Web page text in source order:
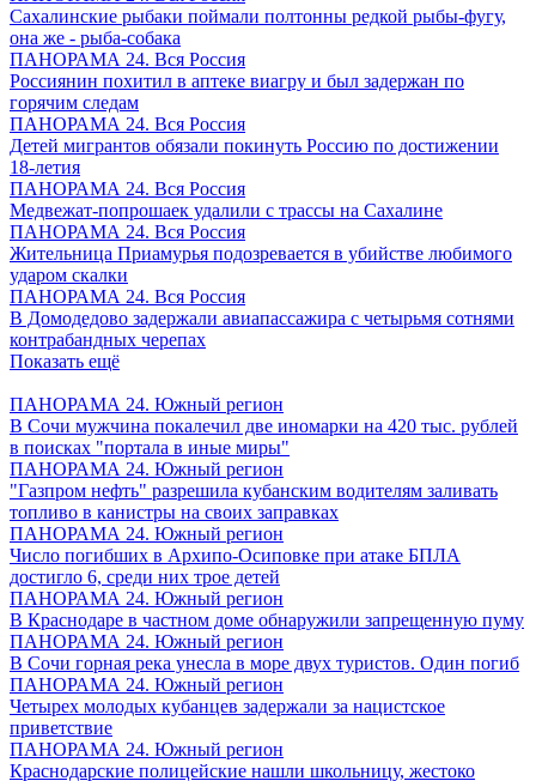
Сахалинские рыбаки поймали полтонны редкой рыбы-фугу,
она же - рыба-собака
ПАНОРАМА 24. Вся Россия
Россиянин похитил в аптеке виагру и был задержан по
горячим следам
ПАНОРАМА 24. Вся Россия
Детей мигрантов обязали покинуть Россию по достижении
18-летия
ПАНОРАМА 24. Вся Россия
Медвежат-попрошаек удалили с трассы на Сахалине
ПАНОРАМА 24. Вся Россия
Жительница Приамурья подозревается в убийстве любимого
ударом скалки
ПАНОРАМА 24. Вся Россия
В Домодедово задержали авиапассажира с четырьмя сотнями
контрабандных черепах
Показать ещё
ПАНОРАМА 24. Южный регион
В Сочи мужчина покалечил две иномарки на 420 тыс. рублей
в поисках "портала в иные миры"
ПАНОРАМА 24. Южный регион
"Газпром нефть" разрешила кубанским водителям заливать
топливо в канистры на своих заправках
ПАНОРАМА 24. Южный регион
Число погибших в Архипо-Осиповке при атаке БПЛА
достигло 6, среди них трое детей
ПАНОРАМА 24. Южный регион
В Краснодаре в частном доме обнаружили запрещенную пуму
ПАНОРАМА 24. Южный регион
В Сочи горная река унесла в море двух туристов. Один погиб
ПАНОРАМА 24. Южный регион
Четырех молодых кубанцев задержали за нацистское
приветствие
ПАНОРАМА 24. Южный регион
Краснодарские полицейские нашли школьницу, жестоко